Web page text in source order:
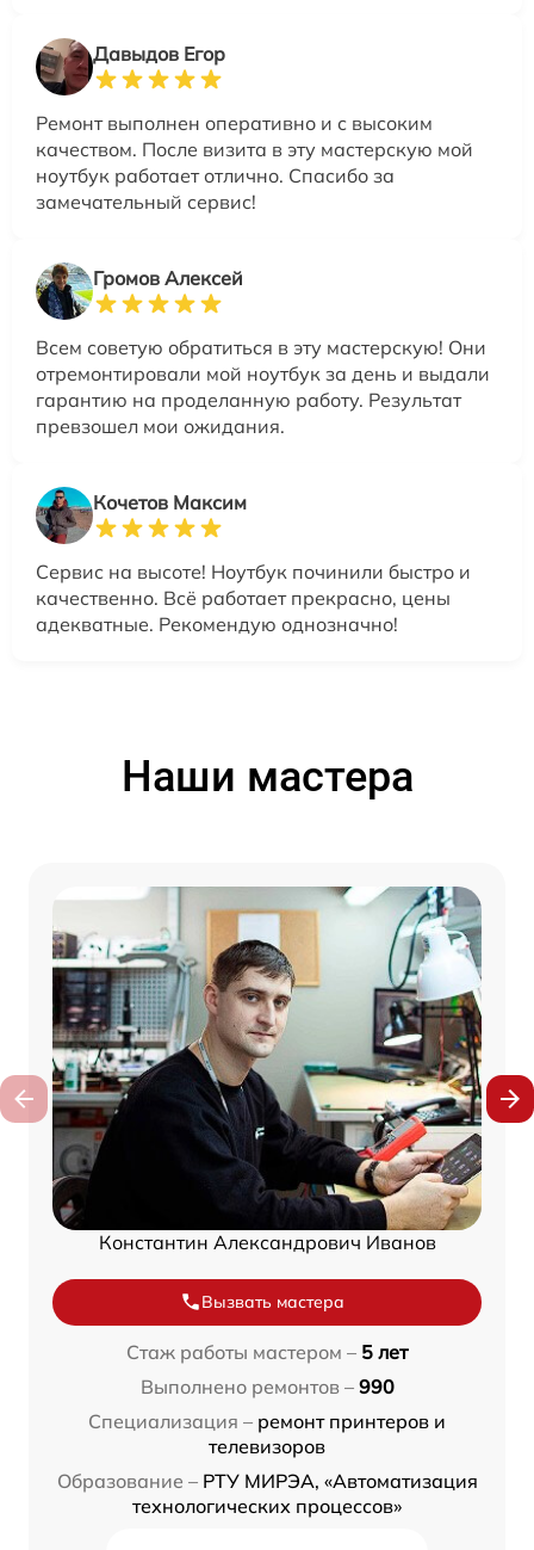
Давыдов Егор
Ремонт выполнен оперативно и с высоким
качеством. После визита в эту мастерскую мой
ноутбук работает отлично. Спасибо за
замечательный сервис!
Громов Алексей
Всем советую обратиться в эту мастерскую! Они
отремонтировали мой ноутбук за день и выдали
гарантию на проделанную работу. Результат
превзошел мои ожидания.
Кочетов Максим
Сервис на высоте! Ноутбук починили быстро и
качественно. Всё работает прекрасно, цены
адекватные. Рекомендую однозначно!
Наши мастера
Константин Александрович Иванов
Вызвать мастера
Стаж работы мастером – 5 лет
Выполнено ремонтов – 990
Специализация – ремонт принтеров и
телевизоров
Образование – РТУ МИРЭА, «Автоматизация
технологических процессов»